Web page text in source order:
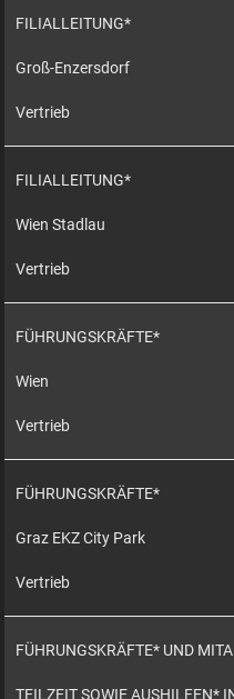
FILIALLEITUNG*
Groß-Enzersdorf
Vertrieb
FILIALLEITUNG*
Wien Stadlau
Vertrieb
FÜHRUNGSKRÄFTE*
Wien
Vertrieb
FÜHRUNGSKRÄFTE*
Graz EKZ City Park
Vertrieb
FÜHRUNGSKRÄFTE* UND
TEILZEIT SOWIE AUSHILFEN*